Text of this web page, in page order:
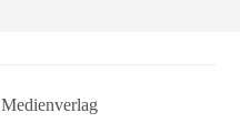
Medienverlag